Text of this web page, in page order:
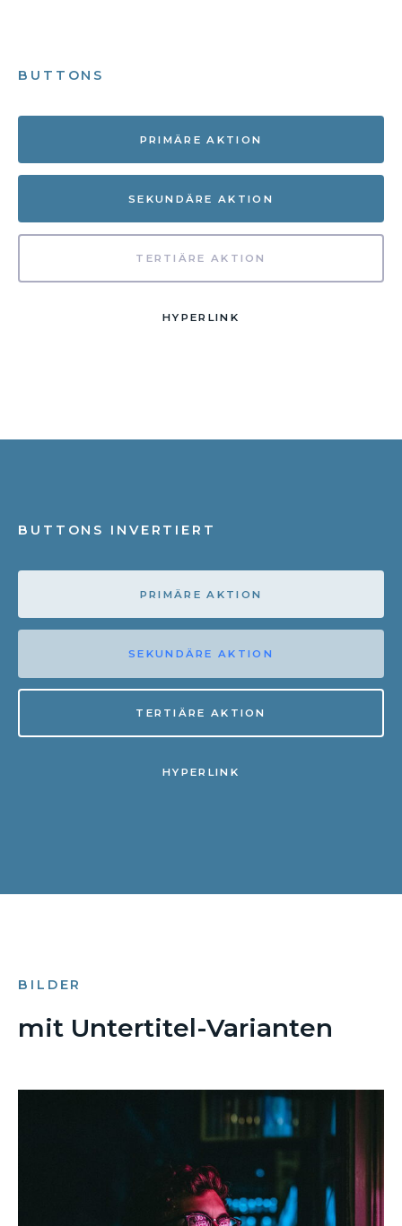
BUTTONS
PRIMÄRE AKTION
SEKUNDÄRE AKTION
TERTIÄRE AKTION
HYPERLINK
BUTTONS INVERTIERT
PRIMÄRE AKTION
SEKUNDÄRE AKTION
TERTIÄRE AKTION
HYPERLINK
BILDER
mit Untertitel-Varianten